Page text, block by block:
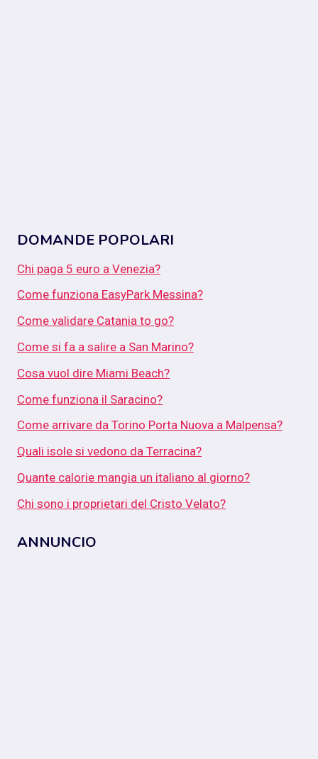
DOMANDE POPOLARI
Chi paga 5 euro a Venezia?
Come funziona EasyPark Messina?
Come validare Catania to go?
Come si fa a salire a San Marino?
Cosa vuol dire Miami Beach?
Come funziona il Saracino?
Come arrivare da Torino Porta Nuova a Malpensa?
Quali isole si vedono da Terracina?
Quante calorie mangia un italiano al giorno?
Chi sono i proprietari del Cristo Velato?
ANNUNCIO